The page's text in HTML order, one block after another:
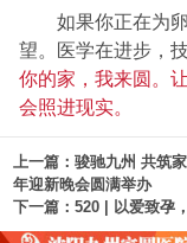
如果你正在为
望。医学在进步，
你的家，我来圆。
会照进现实。
上一篇： 骏驰九州 共筑
年迎新晚会圆满举办
下一篇： 520 | 以爱致孕